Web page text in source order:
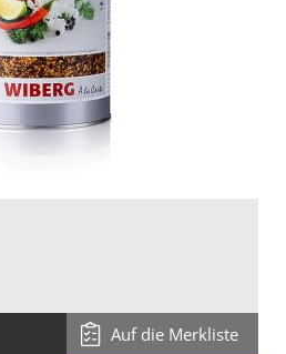
Auf die Merkliste